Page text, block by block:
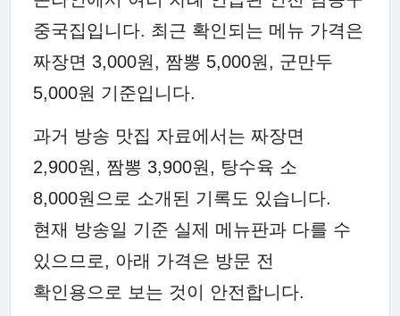
중국집입니다. 최근 확인되는 메뉴 가격은
짜장면 3,000원, 짬뽕 5,000원, 군만두
5,000원 기준입니다.
과거 방송 맛집 자료에서는 짜장면
2,900원, 짬뽕 3,900원, 탕수육 소
8,000원으로 소개된 기록도 있습니다.
현재 방송일 기준 실제 메뉴판과 다를 수
있으므로, 아래 가격은 방문 전
확인용으로 보는 것이 안전합니다.